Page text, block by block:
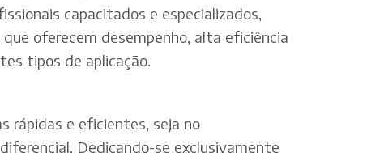
capacitados e especializados,
oferecem desempenho, alta eficiência
tipos de aplicação.
rápidas e eficientes, seja no
Dedicando-se exclusivamente